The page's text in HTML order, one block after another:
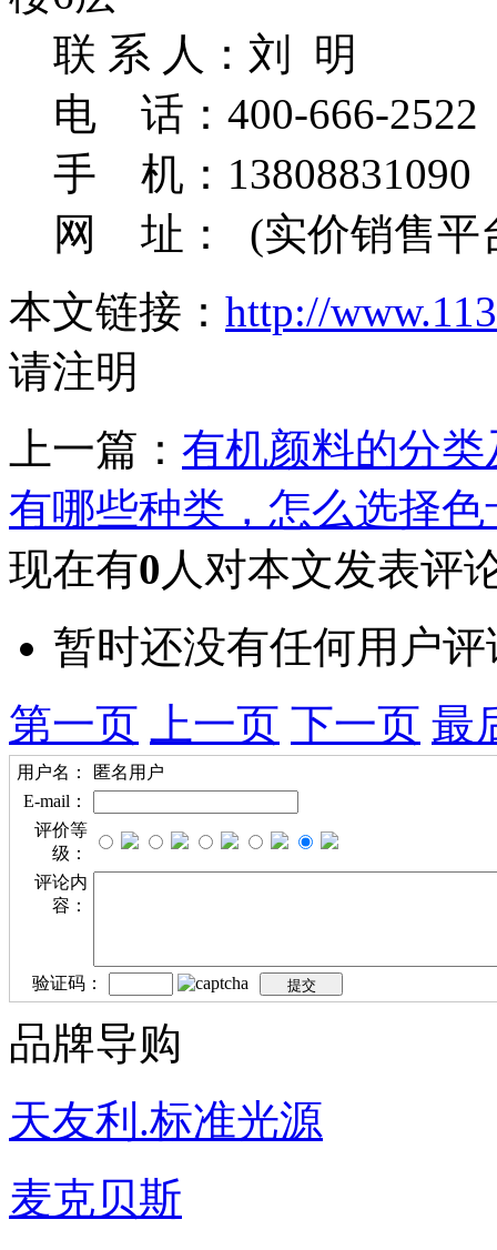
联 系 人：刘 明
电 话：400-666-2522
手 机：13808831090
网 址：
(实价销售
本文链接： http://
请注明
上一篇： 有机颜料的分
有哪些种类，怎么选择色
现在有0 人对本文发表评
暂时还没有任何用户评
第一页
上一页 下一页 最
用户名：
匿名用户
E-mail：
评价等
级：
评论内
容：
验证码：
品牌导购
天友利.标准光源
麦克贝斯